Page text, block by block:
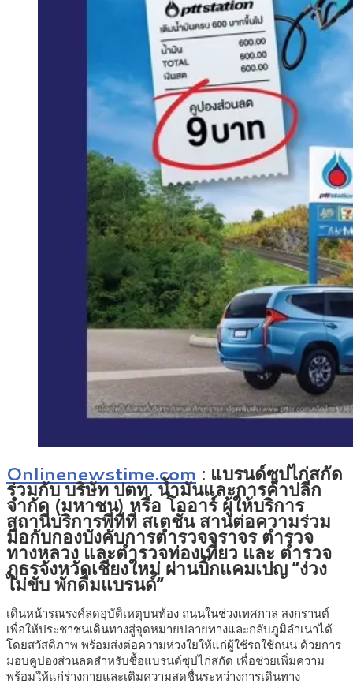
Onlinenewstime.com : แบรนด์ซุปไก่สกัด
ร่วมกับ บริษัท ปตท. น้ำมันและการค้าปลีก
จำกัด (มหาชน) หรือ โออาร์ ผู้ให้บริการ
สถานีบริการพีทีที สเตชั่น สานต่อความร่วม
มือกับกองบังคับการตำรวจจราจร ตำรวจ
ทางหลวง และตำรวจท่องเที่ยว และ ตำรวจ
ภูธรจังหวัดเชียงใหม่ ผ่านบิ๊กแคมเปญ “ง่วง
ไม่ขับ พักดื่มแบรนด์”
เดินหน้ารณรงค์ลดอุบัติเหตุบนท้อง ถนนในช่วงเทศกาล สงกรานต์
เพื่อให้ประชาชนเดินทางสู่จุดหมายปลายทางและกลับภูมิลำเนาได้
โดยสวัสดิภาพ พร้อมส่งต่อความห่วงใยให้แก่ผู้ใช้รถใช้ถนน ด้วยการ
มอบคูปองส่วนลดสำหรับซื้อแบรนด์ซุปไก่สกัด เพื่อช่วยเพิ่มความ
พร้อมให้แก่ร่างกายและเติมความสดชื่นระหว่างการเดินทาง